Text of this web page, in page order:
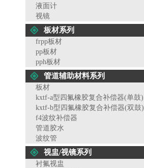
液面计
视镜
板材系列
frpp板材
pp板材
pph板材
管道辅助材料系列
板材
kxtf-a型四氟橡胶复合补偿器(单鼓)
kxtf-b型四氟橡胶复合补偿器(双鼓)
f4波纹补偿器
管道胶水
波纹管
视盅/视镜系列
衬氟视盅